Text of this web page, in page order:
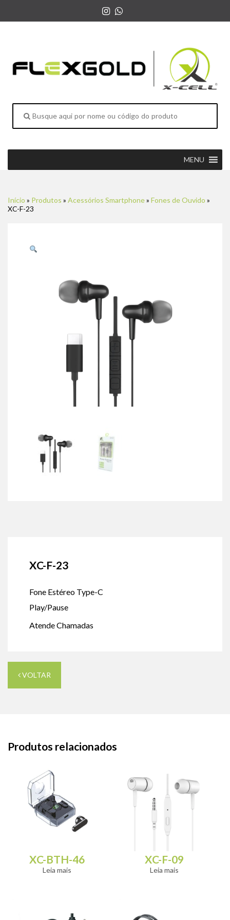
MENU
Início » Produtos » Acessórios Smartphone» Fones de Ouvido »
XC-F-23
XC-F-23
Fone Estéreo Type-C
Play/Pause
Atende Chamadas
VOLTAR
Produtos relacionados
XC-BTH-46
Leia mais
XC-F-09
Leia mais